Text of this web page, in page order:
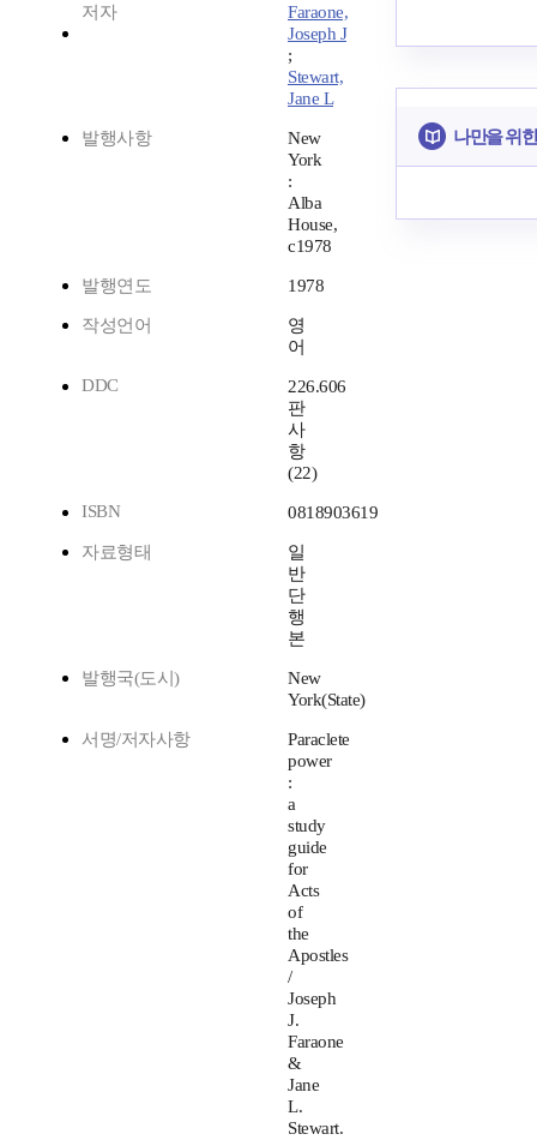
저자
Faraone,
Joseph J
;
Stewart,
Jane L
발행사항
New
York
:
Alba
House,
c1978
발행연도 1978
작성언어
영
어
DDC
226.606
판
사
항
(22)
ISBN
0818903619
자료형태
일
반
단
행
본
발행국(도시)
New
York(State)
서명/저자사항
Paraclete
power
:
a
study
guide
for
Acts
of
the
Apostles
/
Joseph
J.
Faraone
&
Jane
L.
Stewart.
나만을 위